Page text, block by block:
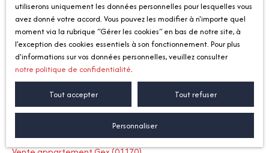
Budget max (€)
Rechercher
Aucun résultat
Je recherche un bien
Vente appartement Divonne-les-Bains (01220)
Vente maison Divonne-les-Bains (01220)
utiliserons uniquement les données personnelles pour lesquelles vous
avez donné votre accord. Vous pouvez les modifier à n'importe quel
moment via la rubrique ″Gérer les cookies″ en bas de notre site, à
l'exception des cookies essentiels à son fonctionnement. Pour plus
d'informations sur vos données personnelles, veuillez consulter
notre politique de confidentialité.
Tout accepter Tout refuser
Personnaliser